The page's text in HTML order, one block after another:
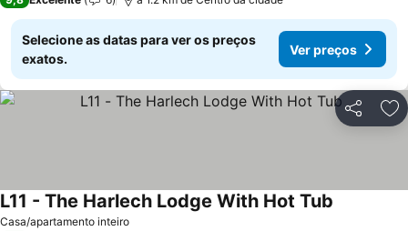
Selecione as datas para ver os preços
exatos.
Ver preços
Partilhar
Casa/apartamento inteiro
L11 - The Harlech Lodge With Hot Tub